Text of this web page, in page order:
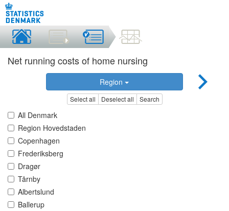
Net running costs of home nursing
Region
Select all Deselect all Search
All Denmark
Region Hovedstaden
Copenhagen
Frederiksberg
Dragør
Tårnby
Albertslund
Ballerup